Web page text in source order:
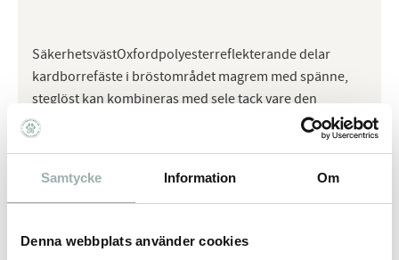
Samtycke Information Om
Denna webbplats använder cookies
SäkerhetsvästOxfordpolyesterreflekterande delar
kardborrefäste i bröstområdet magrem med spänne,
steglöst kan kombineras med sele tack vare den
vattentäta dragkedjan upptill färg: neongul
Omdömen
Du